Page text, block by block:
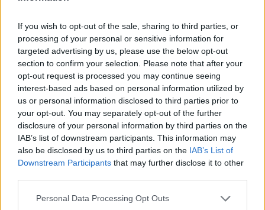
If you wish to opt-out of the sale, sharing to third parties, or
processing of your personal or sensitive information for
targeted advertising by us, please use the below opt-out
section to confirm your selection. Please note that after your
opt-out request is processed you may continue seeing
interest-based ads based on personal information utilized by
us or personal information disclosed to third parties prior to
your opt-out. You may separately opt-out of the further
disclosure of your personal information by third parties on the
IAB’s list of downstream participants. This information may
also be disclosed by us to third parties on the IAB’s List of
Downstream Participants that may further disclose it to other
Personal Data Processing Opt Outs
ΣΉΜΕΡΑ
Ο ναός έχει πέσει θύμα βανδάλων 4
φορές τα τελευταία δύο χρόνια, με τις
τρεις να συμβαίνουν μόνο φέτος
35 χρόνια Ίντερνετ: Η πρώτη
ιστοσελίδα στην ιστορία
υπάρχει ακόμα
ΣΉΜΕΡΑ
Στις 6 Αυγούστου 1991 ο Τιμ Μπέρνερς Λι
δημοσίευσε το info.cern.ch από το
ερευνητικό κέντρο CERN στη Γενεύη - μια
απλή σελίδα κειμένου που άλλαξε τον
Συγκλονιστικό βίντεο από τη
φωτιά στο Πόρτο Γερμενό: Η